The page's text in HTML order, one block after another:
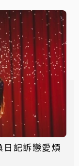
記訴戀愛煩